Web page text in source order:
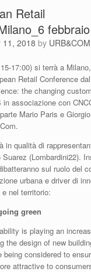
Retail
11, 2018 by URB&COM
17:00) si terrà a
Retail Conference
the changing
in associazione con
Mario Paris e
in qualità di
(Lombardini22).
sul ruolo del
urbana e driver di
nel territorio:
green
is playing an
the design of new
considered to
attractive to